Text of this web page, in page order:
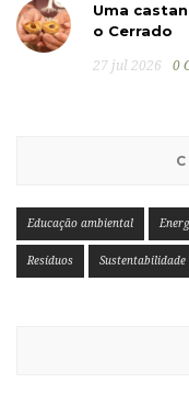
Uma
o Cerrado
27 jul 2026 0
Educação ambiental
Resíduos Sustentabilidade